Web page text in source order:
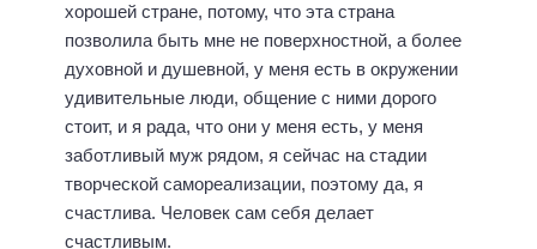
хорошей стране, потому, что эта страна
позволила быть мне не поверхностной, а более
духовной и душевной, у меня есть в окружении
удивительные люди, общение с ними дорого
стоит, и я рада, что они у меня есть, у меня
заботливый муж рядом, я сейчас на стадии
творческой самореализации, поэтому да, я
счастлива. Человек сам себя делает
счастливым.